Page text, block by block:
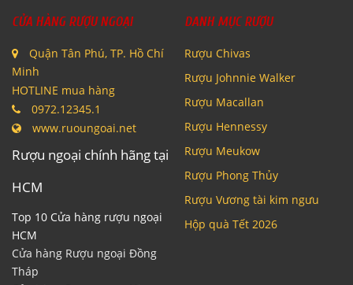
CỬA HÀNG RƯỢU NGOẠI
Quận Tân Phú, TP. Hồ Chí
Minh
HOTLINE mua hàng
0972.12345.1
www.ruoungoai.net
Rượu ngoại chính hãng tại
HCM
Top 10 Cửa hàng rượu ngoại
HCM
Cửa hàng Rượu ngoại Đồng
Tháp
DANH MỤC RƯỢU
Rượu Chivas
Rượu Johnnie Walker
Rượu Macallan
Rượu Hennessy
Rượu Meukow
Rượu Phong Thủy
Rượu Vương tài kim ngưu
Hộp quà Tết 2026